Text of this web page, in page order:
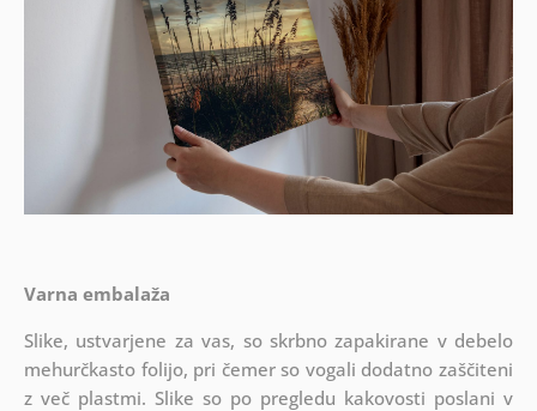
Varna embalaža
Slike, ustvarjene za vas, so skrbno zapakirane v debelo
mehurčkasto folijo, pri čemer so vogali dodatno zaščiteni
z več plastmi. Slike so po pregledu kakovosti poslani v